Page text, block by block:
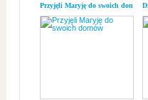
Przyjęli Maryję do swoich domów